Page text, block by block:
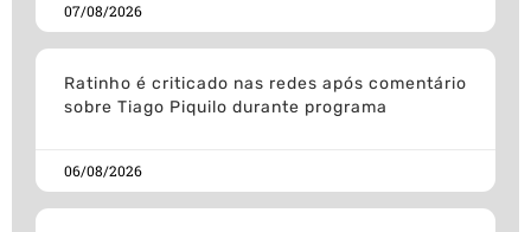
07/08/2026
Ratinho é criticado nas redes após comentário
sobre Tiago Piquilo durante programa
06/08/2026